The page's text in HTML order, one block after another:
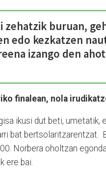
zehatzik buruan,
edo kezkatzen
izango den
finalean, nola
ikusi dut beti,
bat bertsolaritzarentzat.
Norbera oholtzan
ere bai.